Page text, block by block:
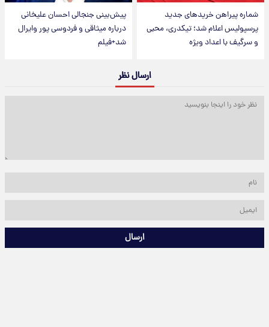
شماره پیراهن خریدهای جدید
پرسپولیس اعلام شد؛ تیکدری، محبی
و سرگیف با اعداد ویژه
پیش‌بینی جنجالی احسان علیخانی
درباره میثاقی و فردوسی پور وایرال
شد+فیلم
ارسال نظر
ارسال